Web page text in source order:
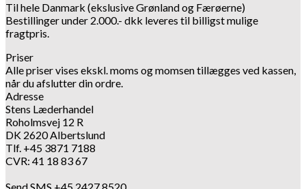
Til hele Danmark (ekslusive Grønland og Færøerne)
Bestillinger under 2.000.- dkk leveres til billigst mulige
fragtpris.
Priser
Alle priser vises ekskl. moms og momsen tillægges ved kassen,
når du afslutter din ordre.
Adresse
Stens Læderhandel
Roholmsvej 12 R
DK 2620 Albertslund
Tlf. +45 3871 7188
CVR: 41 18 83 67